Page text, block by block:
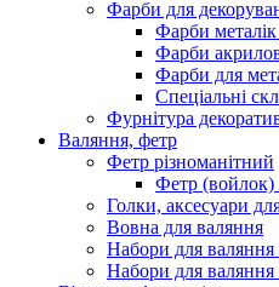
Фарби для
Фарби металік
Фарби
Фарби для
Спеціальні
Фурнітура
Валяння, фетр
Фетр різноманітний
Фетр (войлок)
Голки, аксесуари
Вовна для валяння
Набори для валяння
Набори для валяння